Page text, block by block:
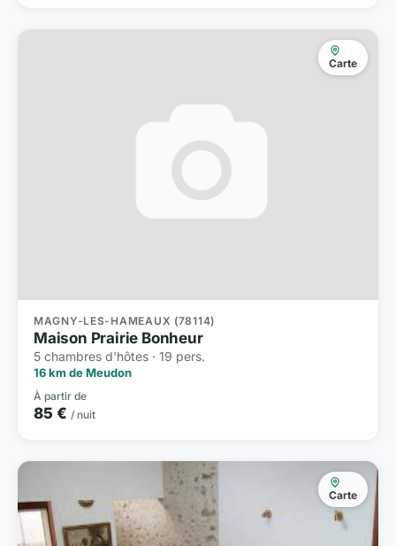
Carte
MAGNY-LES-HAMEAUX (78114)
Maison Prairie Bonheur
5 chambres d'hôtes · 19 pers.
16 km de Meudon
À partir de
85 € / nuit
Carte